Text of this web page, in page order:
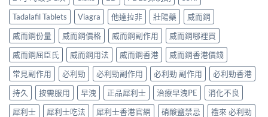
Tadalafil Tablets
Viagra 他達拉非 壯陽藥
威而鋼
威而鋼份量
威而鋼價格 威而鋼副作用
威而鋼哪裡買
威而鋼屈臣氏
威而鋼用法 威而鋼香港
威而鋼香港價錢
常見副作用
必利勁 必利勁副作用 必利勁 副作用
必利勁香港
持久
按需服用 早洩 正品犀利士 治療早洩PE
消化不良
犀利士
犀利士吃法 犀利士香港官網 硝酸鹽禁忌
禮來 必利勁